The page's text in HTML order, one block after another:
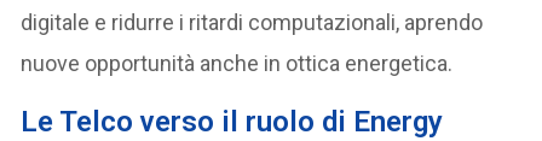
digitale e ridurre i ritardi computazionali, aprendo
nuove opportunità anche in ottica energetica.
Le Telco verso il ruolo di Energy